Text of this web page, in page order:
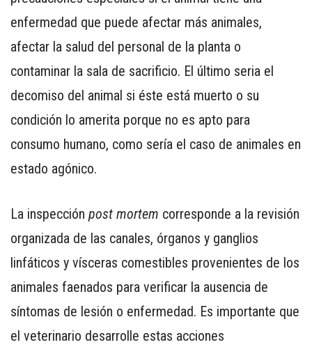
enfermedad que puede afectar más animales,
afectar la salud del personal de la planta o
contaminar la sala de sacrificio. El último seria el
decomiso del animal si éste está muerto o su
condición lo amerita porque no es apto para
consumo humano, como sería el caso de animales en
estado agónico.
La inspección post mortem corresponde a la revisión
organizada de las canales, órganos y ganglios
linfáticos y vísceras comestibles provenientes de los
animales faenados para verificar la ausencia de
síntomas de lesión o enfermedad. Es importante que
el veterinario desarrolle estas acciones